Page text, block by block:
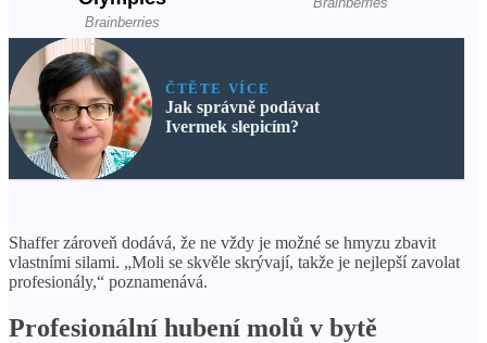
ČTĚTE VÍCE
Jak správně podávat
Ivermek slepicím?
Shaffer zároveň dodává, že ne vždy je možné se hmyzu zbavit
vlastními silami. „Moli se skvěle skrývají, takže je nejlepší zavolat
profesionály,“ poznamenává.
Profesionální hubení molů v bytě